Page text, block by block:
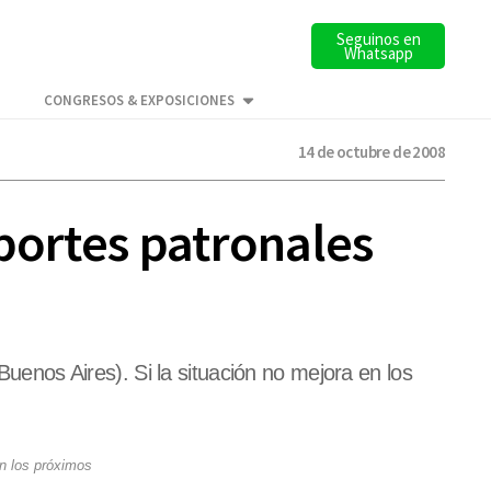
Seguinos en
Whatsapp
CONGRESOS & EXPOSICIONES
14 de octubre de 2008
patronales
Aires). Si la situación no mejora en los
los próximos